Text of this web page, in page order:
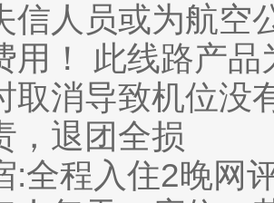
信人员或为航空
用！ 此线路产
取消导致机位没
，退团全损
:全程入住2晚网